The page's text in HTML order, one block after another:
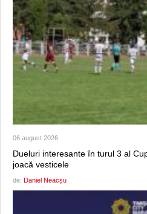
06 august 2026
Dueluri interesante în turul 3 al
joacă vesticele
de: Daniel Neacșu